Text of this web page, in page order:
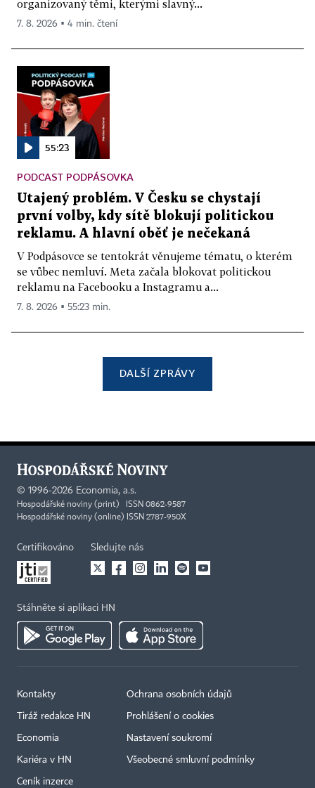
organizovaný těmi, kterými slavný...
7. 8. 2026 ▪ 4 min. čtení
55:23
PODCAST PODPÁSOVKA
Utajený problém. V Česku se chystají
první volby, kdy sítě blokují politickou
reklamu. A hlavní oběť je nečekaná
V Podpásovce se tentokrát věnujeme tématu, o kterém
se vůbec nemluví. Meta začala blokovat politickou
reklamu na Facebooku a Instagramu a...
7. 8. 2026 ▪ 55:23 min.
DALŠÍ ZPRÁVY
© 1996-2026 Economia, a.s.
Hospodářské noviny (print) ISSN 0862-9587
Hospodářské noviny (online) ISSN 2787-950X
Certifikováno Sledujte nás
Stáhněte si aplikaci HN
Kontakty
Tiráž redakce HN
Economia
Kariéra v HN
Ceník inzerce
Ochrana osobních údajů
Prohlášení o cookies
Nastavení soukromí
Všeobecné smluvní podmínky